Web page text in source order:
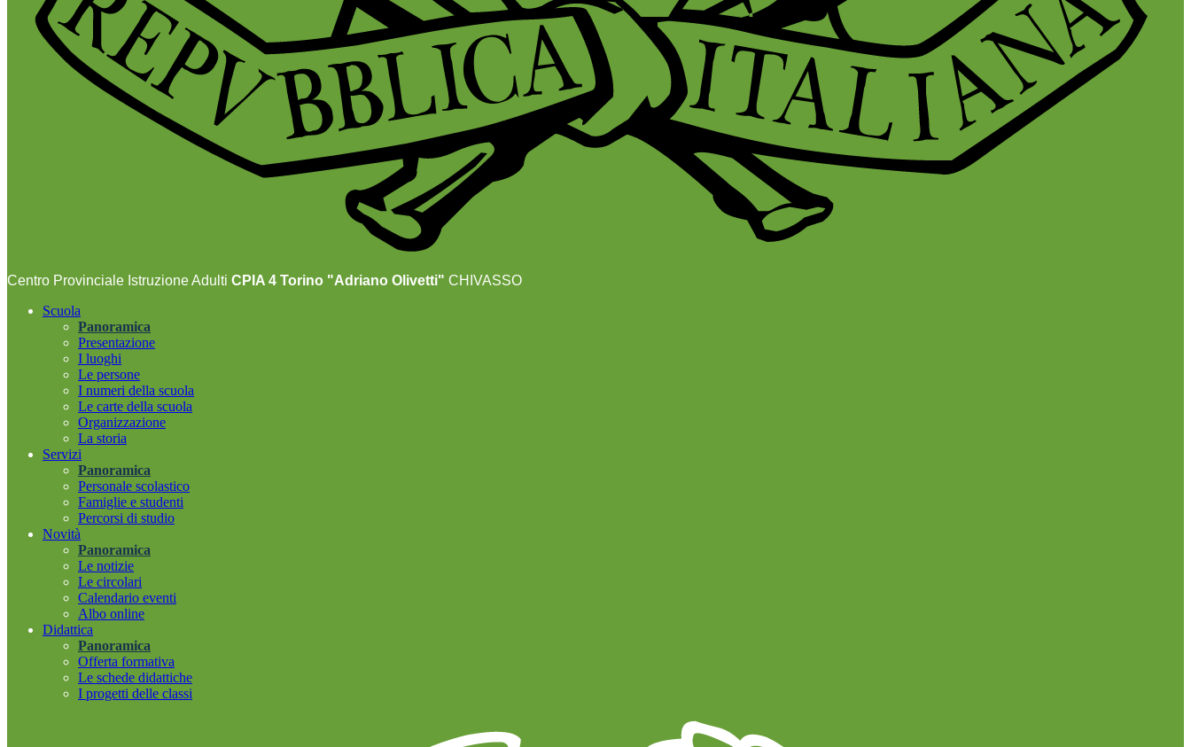
Centro Provinciale Istruzione Adulti CPIA 4 Torino "Adriano Olivetti" CHIVASSO
Scuola
Panoramica
Presentazione
I luoghi
Le persone
I numeri della scuola
Le carte della scuola
Organizzazione
La storia
Servizi
Panoramica
Personale scolastico
Famiglie e studenti
Percorsi di studio
Novità
Panoramica
Le notizie
Le circolari
Calendario eventi
Albo online
Didattica
Panoramica
Offerta formativa
Le schede didattiche
I progetti delle classi